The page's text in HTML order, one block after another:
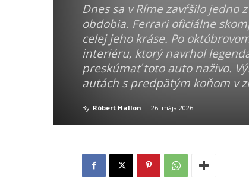
Dnes sa v Ríme zavŕšilo
obdobia. Ferrari oficiálne
celej jeho kráse. Po
interiéru, ktorý navrhol
preskúmať toto auto naživo.
autách s predpätým koňom v
By Róbert Hallon - 26. mája 2026